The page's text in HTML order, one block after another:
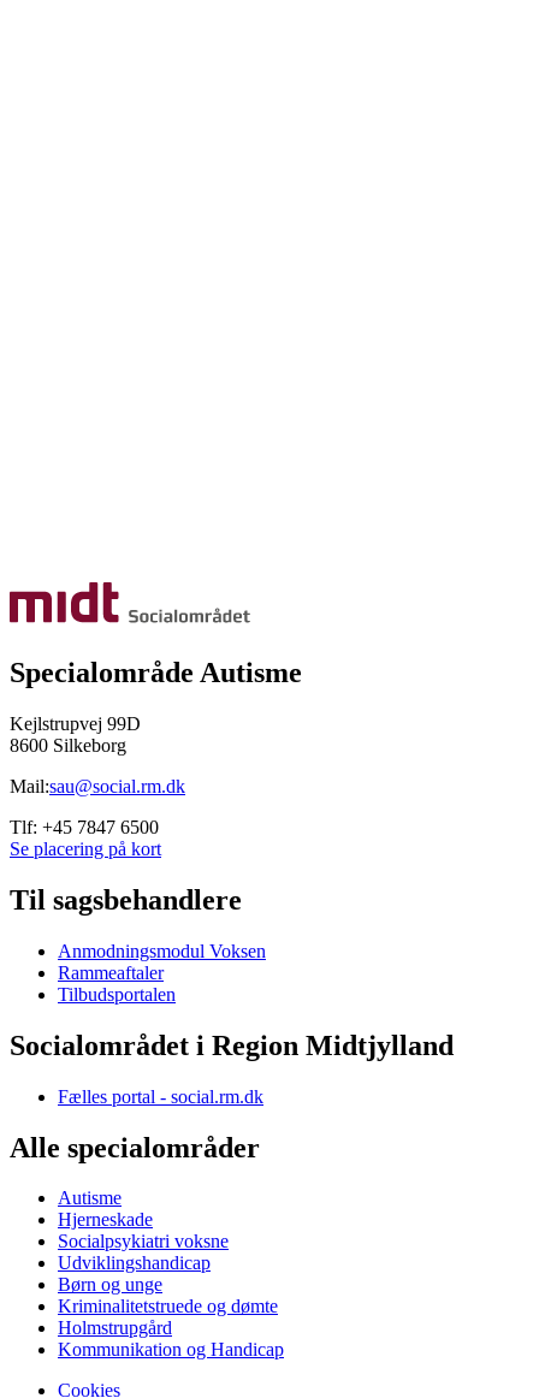
Specialområde Autisme
Kejlstrupvej 99D
8600 Silkeborg
Mail:sau@social.rm.dk
Tlf: +45 7847 6500
Se placering på kort
Til sagsbehandlere
Anmodningsmodul Voksen
Rammeaftaler
Tilbudsportalen
Socialområdet i Region Midtjylland
Fælles portal - social.rm.dk
Alle specialområder
Autisme
Hjerneskade
Socialpsykiatri voksne
Udviklingshandicap
Børn og unge
Kriminalitetstruede og dømte
Holmstrupgård
Kommunikation og Handicap
Cookies